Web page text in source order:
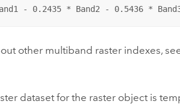
- 0.2435 * Band2 - 0.5436 *
other multiband raster indexes,
dataset for the raster object is